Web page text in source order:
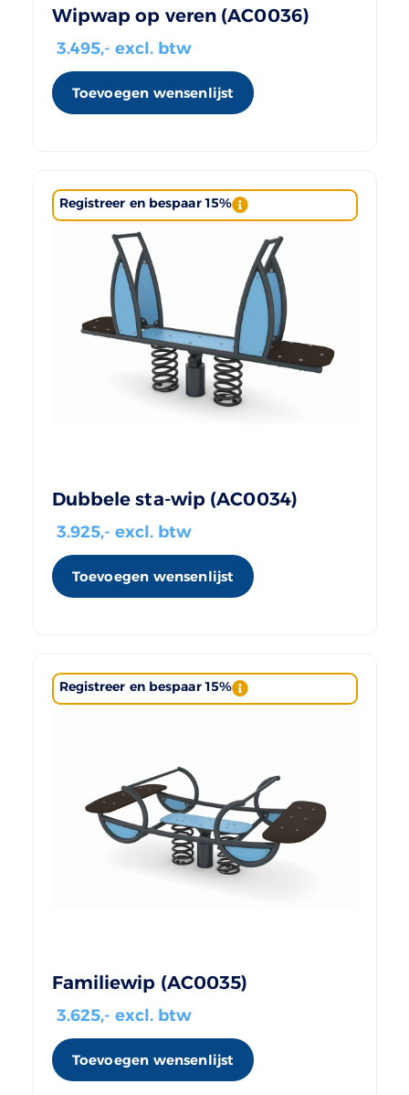
Wipwap op veren (AC0036)
3.495,- excl. btw
Toevoegen wensenlijst
Registreer en bespaar 15%
Dubbele sta-wip (AC0034)
3.925,- excl. btw
Toevoegen wensenlijst
Registreer en bespaar 15%
Familiewip (AC0035)
3.625,- excl. btw
Toevoegen wensenlijst